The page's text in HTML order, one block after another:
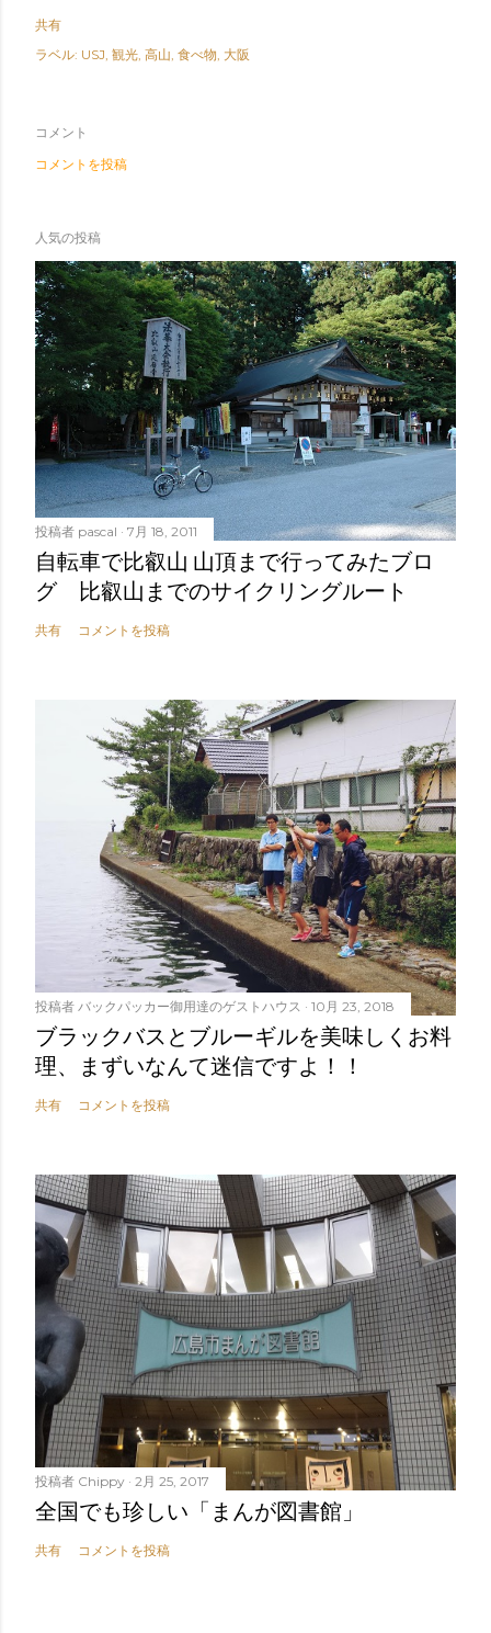
共有
ラベル: USJ 観光 高山 食べ物 大阪
コメント
コメントを投稿
人気の投稿
投稿者 pascal 7月 18, 2011
自転車で比叡山 山頂まで行ってみたブロ
グ 比叡山までのサイクリングルート
共有 コメントを投稿
投稿者 バックパッカー御用達のゲストハウス 10月 23, 2018
ブラックバスとブルーギルを美味しくお料
理、まずいなんて迷信ですよ！！
共有 コメントを投稿
投稿者 Chippy 2月 25, 2017
全国でも珍しい「まんが図書館」
共有 コメントを投稿